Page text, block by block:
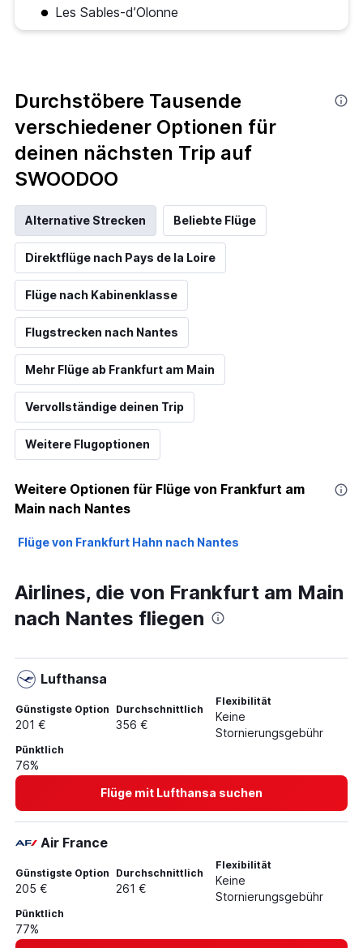
Les Sables-d’Olonne
Durchstöbere Tausende
verschiedener Optionen für
deinen nächsten Trip auf
SWOODOO
Alternative Strecken Beliebte Flüge
Direktflüge nach Pays de la Loire
Flüge nach Kabinenklasse
Flugstrecken nach Nantes
Mehr Flüge ab Frankfurt am Main
Vervollständige deinen Trip
Weitere Flugoptionen
Weitere Optionen für Flüge von Frankfurt am
Main nach Nantes
Flüge von Frankfurt Hahn nach Nantes
Airlines, die von Frankfurt am Main
nach Nantes fliegen
Lufthansa
Günstigste Option
201 €
Durchschnittlich
356 €
Flexibilität
Keine
Stornierungsgebühr
Pünktlich
76%
Flüge mit Lufthansa suchen
Air France
Günstigste Option
205 €
Durchschnittlich
261 €
Flexibilität
Keine
Stornierungsgebühr
Pünktlich
77%